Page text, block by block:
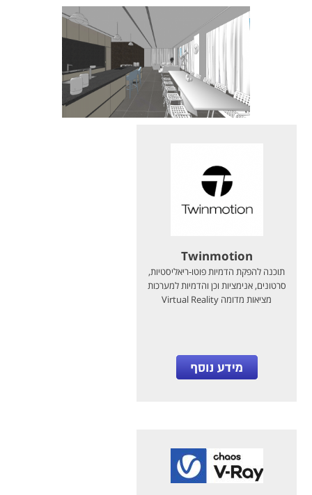
Twinmotion
תוכנה להפקת הדמיות פוטו-ריאליסטיות,
סרטונים, אנימציות וכן והדמיות למערכות
מציאות מדומה Virtual Reality